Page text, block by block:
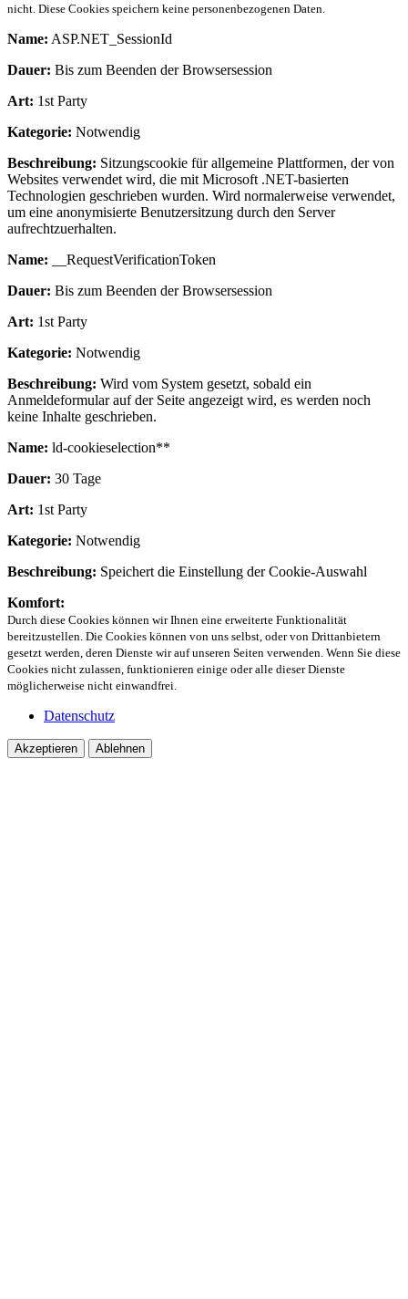
nicht. Diese Cookies speichern keine personenbezogenen Daten.
Name: ASP.NET_SessionId
Dauer: Bis zum Beenden der Browsersession
Art: 1st Party
Kategorie: Notwendig
Beschreibung: Sitzungscookie für allgemeine Plattformen, der von
Websites verwendet wird, die mit Microsoft .NET-basierten
Technologien geschrieben wurden. Wird normalerweise verwendet,
um eine anonymisierte Benutzersitzung durch den Server
aufrechtzuerhalten.
Name: __RequestVerificationToken
Dauer: Bis zum Beenden der Browsersession
Art: 1st Party
Kategorie: Notwendig
Beschreibung: Wird vom System gesetzt, sobald ein
Anmeldeformular auf der Seite angezeigt wird, es werden noch
keine Inhalte geschrieben.
Name: ld-cookieselection**
Dauer: 30 Tage
Art: 1st Party
Kategorie: Notwendig
Beschreibung: Speichert die Einstellung der Cookie-Auswahl
Komfort:
Durch diese Cookies können wir Ihnen eine erweiterte Funktionalität
bereitzustellen. Die Cookies können von uns selbst, oder von Drittanbietern
gesetzt werden, deren Dienste wir auf unseren Seiten verwenden. Wenn Sie diese
Cookies nicht zulassen, funktionieren einige oder alle dieser Dienste
möglicherweise nicht einwandfrei.
Datenschutz
Akzeptieren Ablehnen